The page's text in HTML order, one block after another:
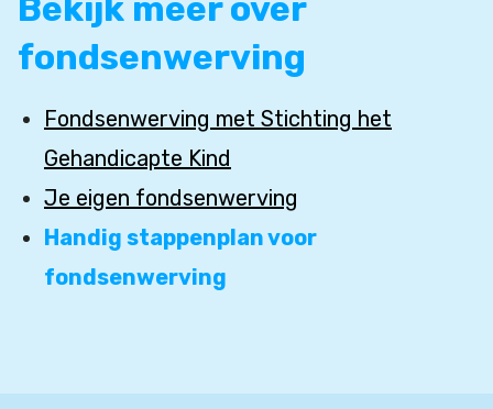
Bekijk meer over
fondsenwerving
Fondsenwerving met Stichting het
Gehandicapte Kind
Je eigen fondsenwerving
Handig stappenplan voor
fondsenwerving